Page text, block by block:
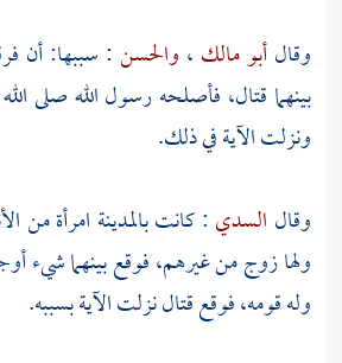
وقالأبو مالك ، والحسن : سببها: أن
بينهما قتال، فأصلحه رسول الله صلى
ونزلت الآية في ذلك.
وقال السدي : كانتبالمدينة امرأة من
ولها زوج من غيرهم، فوقع بينهما شيء
وله قومه، فوقع قتال نزلت الآية بسببه.